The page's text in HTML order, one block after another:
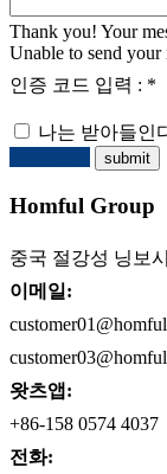
Thank you! Your
Unable to send your
인증 코드 입력 : *
나는 받아들인
Homful Group
중국 절강성 닝보
이메일:
왓츠앱:
+86-158 0574 4037
전화: